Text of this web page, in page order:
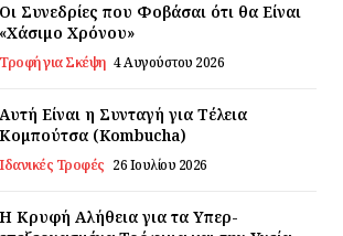
Οι Συνεδρίες που Φοβάσαι ότι θα Είναι
«Χάσιμο Χρόνου»
Τροφή για Σκέψη 4 Αυγούστου 2026
Αυτή Είναι η Συνταγή για Τέλεια
Κομπούτσα (Kombucha)
Ιδανικές Τροφές 26 Ιουλίου 2026
Η Κρυφή Αλήθεια για τα Υπερ-